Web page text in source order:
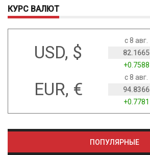
КУРС ВАЛЮТ
USD, $
с 8 авг.
82.1665
+0.7588
EUR, €
с 8 авг.
94.8366
+0.7781
ПОПУЛЯРНЫЕ